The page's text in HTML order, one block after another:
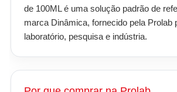
de 100ML é uma solução padrão de
marca Dinâmica, fornecido pela Prolab
laboratório, pesquisa e indústria.